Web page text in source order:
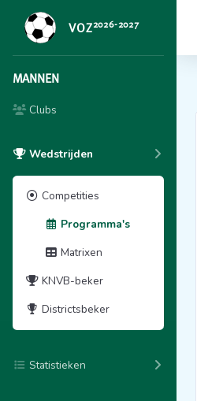
VOZ2026-2027
MANNEN
Clubs
Wedstrijden
Competities
Programma's
Matrixen
KNVB-beker
Districtsbeker
Statistieken